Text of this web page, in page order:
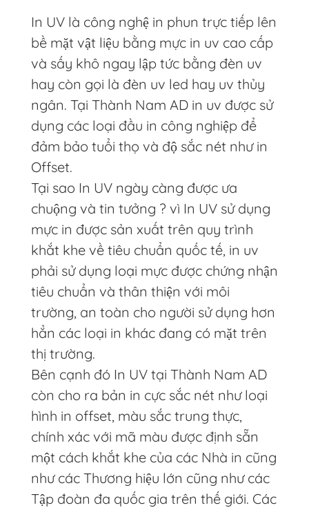
In UV là công nghệ in phun trực tiếp lên
bề mặt vật liệu bằng mực in uv cao cấp
và sấy khô ngay lập tức bằng đèn uv
hay còn gọi là đèn uv led hay uv thủy
ngân. Tại Thành Nam AD in uv được sử
dụng các loại đầu in công nghiệp để
đảm bảo tuổi thọ và độ sắc nét như in
Offset.
Tại sao In UV ngày càng được ưa
chuộng và tin tưởng ? vì In UV sử dụng
mực in được sản xuất trên quy trình
khắt khe về tiêu chuẩn quốc tế, in uv
phải sử dụng loại mực được chứng nhận
tiêu chuẩn và thân thiện với môi
trường, an toàn cho người sử dụng hơn
hẳn các loại in khác đang có mặt trên
thị trường.
Bên cạnh đó In UV tại Thành Nam AD
còn cho ra bản in cực sắc nét như loại
hình in offset, màu sắc trung thực,
chính xác với mã màu được định sẵn
một cách khắt khe của các Nhà in cũng
như các Thương hiệu lớn cũng như các
Tập đoàn đa quốc gia trên thế giới. Các